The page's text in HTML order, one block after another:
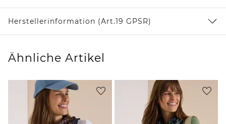
Herstellerinformation (Art.19 GPSR)
Ähnliche Artikel